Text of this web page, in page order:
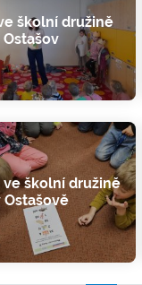
školní družině
Ostašov
ve školní družině
Ostašově